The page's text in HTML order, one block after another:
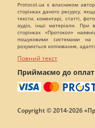
Protocol.ua є власником
сторінках даного ресурсу,
тексти, коментарі, статті,
аудіо, інші матеріали. При
сторінках «Протокол»
пошуковими системами на
розуміється копіювання,
Повний текст
Приймаємо до
Copyright © 2014-2026